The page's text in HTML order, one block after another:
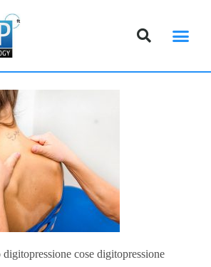
cose digitopressione